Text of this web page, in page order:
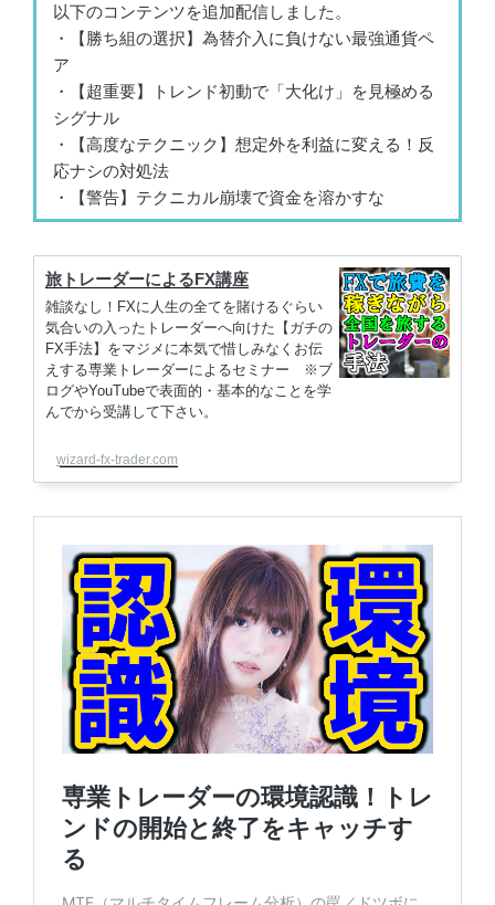
以下のコンテンツを追加配信しました。
・【勝ち組の選択】為替介入に負けない最強通貨ペ
ア
・【超重要】トレンド初動で「大化け」を見極める
シグナル
・【高度なテクニック】想定外を利益に変える！反
応ナシの対処法
・【警告】テクニカル崩壊で資金を溶かすな
旅トレーダーによるFX講座
雑談なし！FXに人生の全てを賭けるぐらい
気合いの入ったトレーダーへ向けた【ガチの
FX手法】をマジメに本気で惜しみなくお伝
えする専業トレーダーによるセミナー ※ブ
ログやYouTubeで表面的・基本的なことを学
んでから受講して下さい。
wizard-fx-trader.com